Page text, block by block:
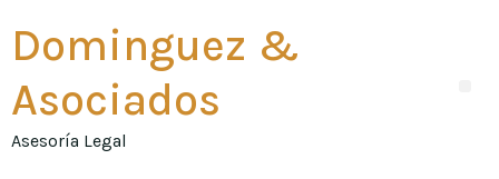
Dominguez &
Asociados
Asesoría Legal